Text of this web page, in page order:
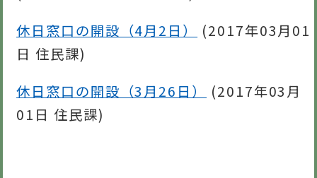
休日窓口の開設（4月2日）
(2017年03月01
日 住民課)
休日窓口の開設（3月26日）
(2017年03月
01日 住民課)